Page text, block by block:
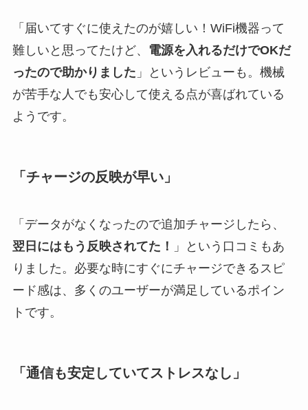
「届いてすぐに使えたのが嬉しい！WiFi機器って
難しいと思ってたけど、 電源を入れるだけでOKだ
ったので助かりました 」というレビューも。機械
が苦手な人でも安心して使える点が喜ばれている
ようです。
「チャージの反映が早い」
「データがなくなったので追加チャージしたら、
翌日にはもう反映されてた！
」という口コミもあ
りました。必要な時にすぐにチャージできるスピ
ード感は、多くのユーザーが満足しているポイン
トです。
「通信も安定していてストレスなし」